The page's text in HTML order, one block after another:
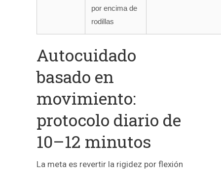
por encima de
rodillas
Autocuidado
basado en
movimiento:
protocolo diario de
10–12 minutos
La meta es revertir la rigidez por flexión